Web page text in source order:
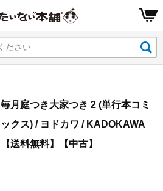
毎月庭つき大家つき 2 (単行本コミ
ックス) / ヨドカワ / KADOKAWA
【送料無料】【中古】